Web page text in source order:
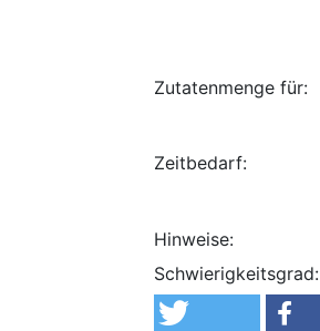
Zutatenmenge für:
Zeitbedarf:
Hinweise:
Schwierigkeitsgrad: